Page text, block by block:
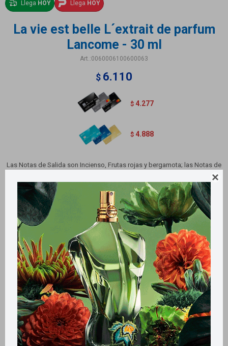

Llega HOY Llega HOY
La vie est belle L´extrait de parfum
Lancome - 30 ml
0060006100600063
$ 6.110
$ 4.277
$ 4.888
Las Notas de Salida son Incienso, Frutas rojas y bergamota; las Notas de
Corazón son Iris Pallida y rosa de Damasco; la Nota de Fondo es madera
de oud.
Métodos y costos de envío
Retiros gratuitos en tiendas
Productos que te pueden interesar